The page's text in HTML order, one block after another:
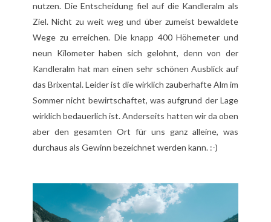
nutzen. Die Entscheidung fiel auf die Kandleralm als
Ziel. Nicht zu weit weg und über zumeist bewaldete
Wege zu erreichen. Die knapp 400 Höhemeter und
neun Kilometer haben sich gelohnt, denn von der
Kandleralm hat man einen sehr schönen Ausblick auf
das Brixental. Leider ist die wirklich zauberhafte Alm im
Sommer nicht bewirtschaftet, was aufgrund der Lage
wirklich bedauerlich ist. Anderseits hatten wir da oben
aber den gesamten Ort für uns ganz alleine, was
durchaus als Gewinn bezeichnet werden kann. :-)